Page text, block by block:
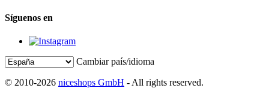
Síguenos en
Cambiar país/idioma
© 2010-2026 niceshops GmbH - All rights reserved.